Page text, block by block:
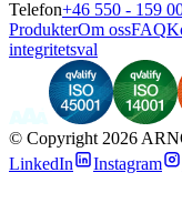
Telefon+46 550 - 159
ProdukterOm ossFAQ
integritetsval
© Copyright 2026
LinkedIn
Instagram